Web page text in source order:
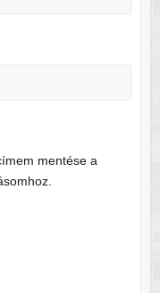
mentése a